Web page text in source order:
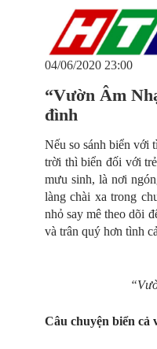
04/06/2020 23:00
“Vườn Âm
đình
Nếu so sánh biển với
trời thì biển đối với
mưu sinh, là nơi
làng chài xa trong
nhỏ say mê theo dõi
và trân quý hơn tình
Câu chuyện biển cả